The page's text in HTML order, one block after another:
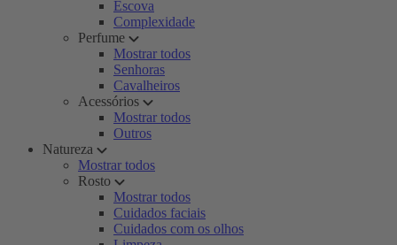
Escova
Complexidade
Perfume
Mostrar todos
Senhoras
Cavalheiros
Acessórios
Mostrar todos
Outros
Natureza
Mostrar todos
Rosto
Mostrar todos
Cuidados faciais
Cuidados com os olhos